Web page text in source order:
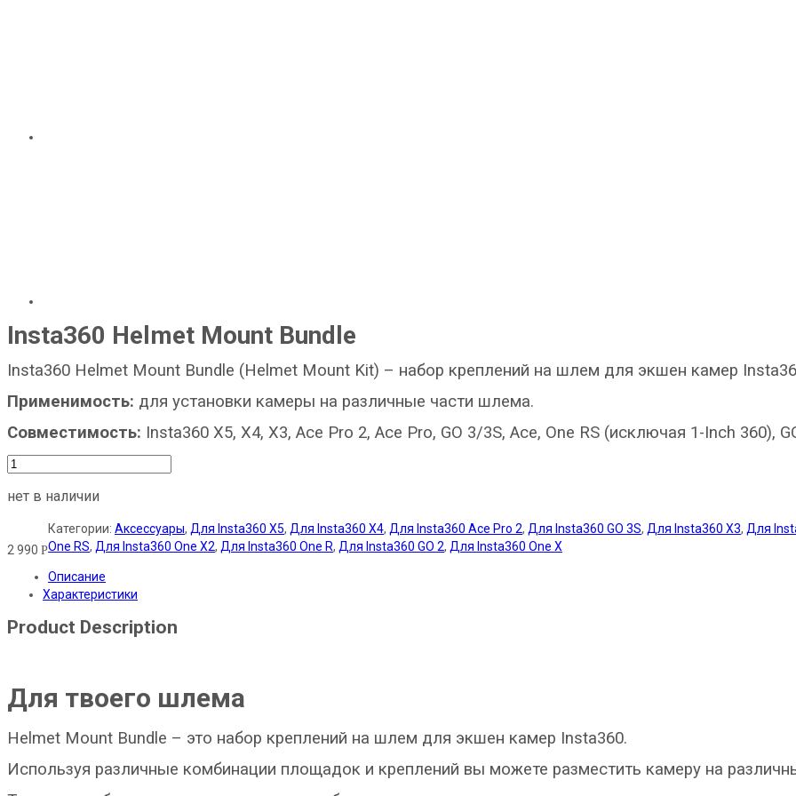
Insta360 Helmet Mount Bundle
Insta360 Helmet Mount Bundle (Helmet Mount Kit) – набор креплений на шлем для экшен камер
Применимость: для установки камеры на различные части шлема.
Совместимость: Insta360 X5, X4, X3, Ace Pro 2, Ace Pro, GO 3/3S, Ace, One RS (исключая 1-Inch 360),
нет в наличии
2 990 Р
Категории: Аксессуары, Для Insta360 X5, Для Insta360 X4, Для Insta360 Ace Pro 2, Для Insta360 GO 3S, Для Insta360 X3, Для
One RS, Для Insta360 One X2, Для Insta360 One R, Для Insta360 GO 2, Для Insta360 One X
Описание
Характеристики
Product Description
Для твоего шлема
Helmet Mount Bundle – это набор креплений на шлем для экшен камер Insta360.
Используя различные комбинации площадок и креплений вы можете разместить камеру на